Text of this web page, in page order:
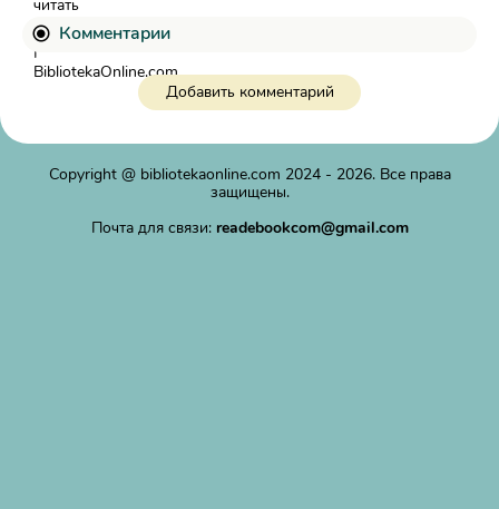
Комментарии
Добавить комментарий
Copyright @ bibliotekaonline.com 2024 - 2026. Все права
защищены.
Почта для связи: readebookcom@gmail.com